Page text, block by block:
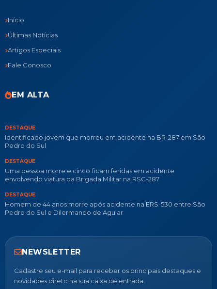
Início
Últimas Notícias
Artigos Especiais
Fale Conosco
EM ALTA
DESTAQUE
Identificado jovem que morreu em acidente na BR-287 em São
Pedro do Sul
DESTAQUE
Uma pessoa morre e cinco ficam feridas em acidente
envolvendo viatura da Brigada Militar na RSC-287
DESTAQUE
Homem de 44 anos morre após acidente na ERS-530 entre São
Pedro do Sul e Dilermando de Aguiar
NEWSLETTER
Cadastre seu e-mail para receber os principais destaques e
novidades direto na sua caixa de entrada.